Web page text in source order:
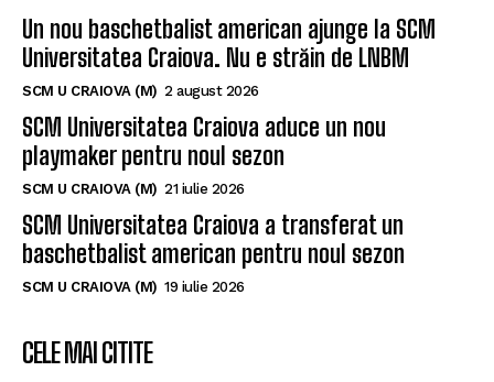
Un nou baschetbalist american ajunge la SCM
Universitatea Craiova. Nu e străin de LNBM
SCM U CRAIOVA (M) 2 august 2026
SCM Universitatea Craiova aduce un nou
playmaker pentru noul sezon
SCM U CRAIOVA (M) 21 iulie 2026
SCM Universitatea Craiova a transferat un
baschetbalist american pentru noul sezon
SCM U CRAIOVA (M) 19 iulie 2026
CELE MAI CITITE